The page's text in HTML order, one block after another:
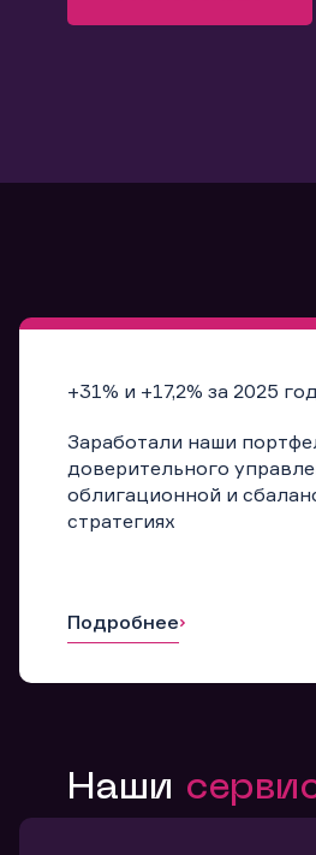
+31% и +17,2% за 2025 год
Заработали наши
доверительного
облигационной и
стратегиях
Подробнее
Наши